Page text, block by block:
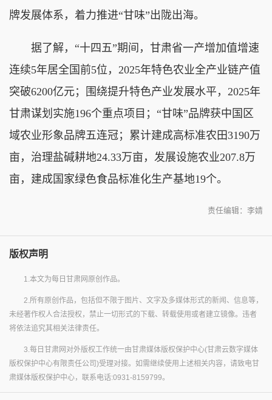
牌发展体系，着力推进“甘味”出陇出海。
据了解，“十四五”期间，甘肃省一产增加值增速
连续5年居全国前5位，2025年特色农业全产业链产值
突破6200亿元；围绕提升特色产业发展水平，2025年
甘肃谋划实施196个重点项目；“甘味”品牌获中国区
域农业形象品牌五连冠；累计建成高标准农田3190万
亩，治理盐碱耕地24.33万亩，发展设施农业207.8万
亩，建成国家绿色食品标准化生产基地19个。
责任编辑：李婧
版权声明
1.本文为每日甘肃网原创作品。
2.所有原创作品，包括但不限于图片、文字及多媒体形式的新闻、信息等，
未经著作权人合法授权，禁止一切形式的下载、转载使用或者建立镜像。违者
将依法追究其相关法律责任。
3.每日甘肃网对外版权工作统一由甘肃媒体版权保护中心(甘肃云数字媒体
版权保护中心有限责任公司)受理对接。如需继续使用上述相关内容，请致电甘
肃媒体版权保护中心，联系电话:0931-8159799。